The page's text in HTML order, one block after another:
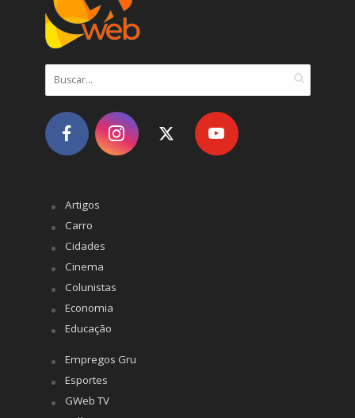
Artigos
Carro
Cidades
Cinema
Colunistas
Economia
Educação
Empregos Gru
Esportes
GWeb TV